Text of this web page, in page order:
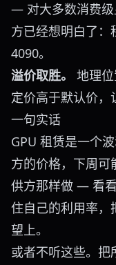
— 对大多数消费级
方已经想明白了：
4090。
溢价取胜。
地理
定价高于默认价，
一句实话
GPU 租赁是一个
方的价格，下周可
供方那样做 — 看
住自己的利用率，
望上。
或者不听这些。把